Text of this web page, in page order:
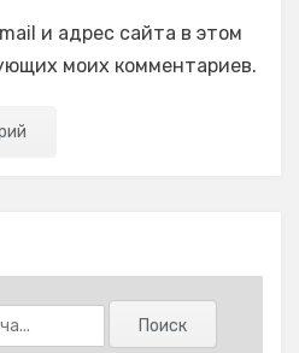
и адрес сайта в этом
моих комментариев.